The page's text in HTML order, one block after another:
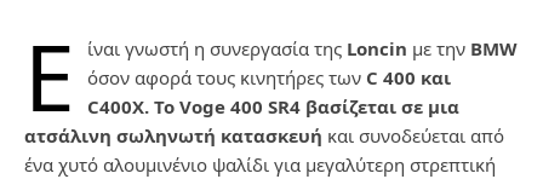
Ε ίναι γνωστή η συνεργασία της Loncin με την BMW
όσον αφορά τους κινητήρες των C 400 και
C400X. Το Voge 400 SR4 βασίζεται σε μια
ατσάλινη σωληνωτή κατασκευή και συνοδεύεται από
ένα χυτό αλουμινένιο ψαλίδι για μεγαλύτερη στρεπτική